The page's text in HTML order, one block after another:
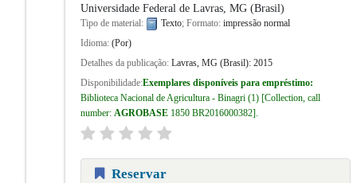
Universidade Federal de Lavras, MG (Brasil)
Tipo de material: Texto; Formato: impressão normal
Idioma: (Por)
Detalhes da publicação: Lavras, MG (Brasil): 2015
Disponibilidade:Exemplares disponíveis para empréstimo:
Biblioteca Nacional de Agricultura - Binagri(1) Collection, call
number: AGROBASE 1850 BR2016000382 .
Reservar